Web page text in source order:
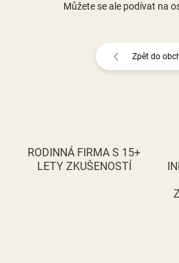
Můžete se ale podívat na
Zpět do
RODINNÁ FIRMA S 15+
LETY ZKUŠENOSTÍ